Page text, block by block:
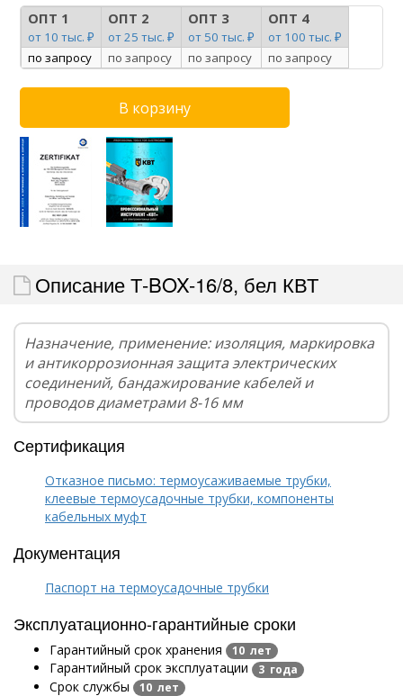
ОПТ 1
от 10 тыс. ₽
ОПТ 2
от 25 тыс. ₽
ОПТ 3
от 50 тыс. ₽
ОПТ 4
от 100 тыс. ₽
по запросу
по запросу по запросу по запросу
Описание Т-BOX-16/8, бел КВТ
Назначение, применение: изоляция, маркировка
и антикоррозионная защита электрических
соединений, бандажирование кабелей и
проводов диаметрами 8-16 мм
Сертификация
Отказное письмо: термоусаживаемые трубки,
клеевые термоусадочные трубки, компоненты
кабельных муфт
Документация
Паспорт на термоусадочные трубки
Эксплуатационно-гарантийные сроки
Гарантийный срок хранения 10 лет
Гарантийный срок эксплуатации 3 года
Срок службы 10 лет